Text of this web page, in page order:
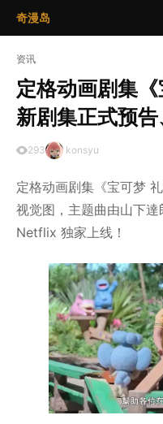
奇漫岛
资讯
定格动画剧集
新剧集正式预
293 konsyu
定格动画剧集《宝可梦
视觉图，主题曲由山下
Netflix 独家上线！